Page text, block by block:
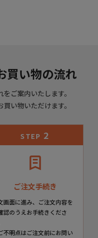
買い物の流れ
ご案内いたします。
い物いただけます。
STEP 2
ご注文手続き
画面に進み、ご注文内容を
認のうえお手続きくださ
不明点はご注文前にお問い